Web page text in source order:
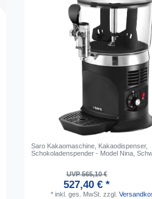
Saro Kakaomaschine, Kakaodispenser,
Schokoladenspender - Model Nina,
UVP 565,10 €
527,40 € *
* inkl. ges. MwSt. zzgl.